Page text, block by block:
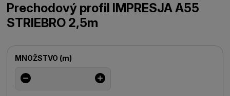
Prechodový profil IMPRESJA A55
STRIEBRO 2,5m
MNOŽSTVO (m)